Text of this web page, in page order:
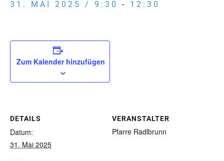
31. MAI 2025 / 9:30 - 12:30
Zum Kalender hinzufügen
DETAILS
Datum:
31. Mai 2025
VERANSTALTER
Pfarre Radlbrunn